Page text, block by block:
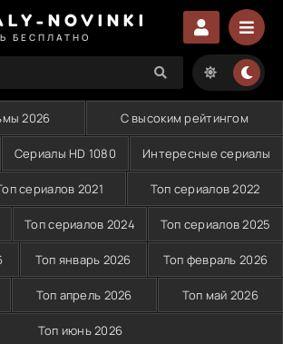
NOVINKI
БЕСПЛАТНО
2026 С высоким рейтингом
Сериалы HD 1080 Интересные сериалы
сериалов 2021 Топ сериалов 2022
Топ сериалов 2024 Топ сериалов 2025
Топ январь 2026 Топ февраль 2026
Топ апрель 2026 Топ май 2026
Топ июнь 2026